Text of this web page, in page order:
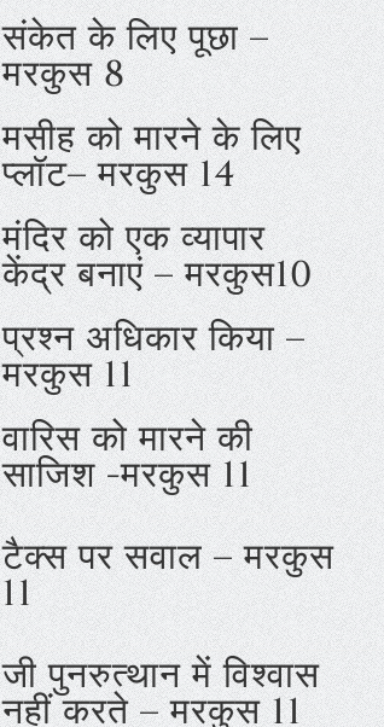
संकेत के लिए पूछा –
मरकुस 8
मसीह को मारने के लिए
प्लॉट– मरकुस 14
मंदिर को एक व्यापार
केंद्र बनाएं – मरकुस10
प्रश्न अधिकार किया –
मरकुस 11
वारिस को मारने की
साजिश -मरकुस 11
टैक्स पर सवाल – मरकुस
11
जी पुनरुत्थान में विश्वास
नहीं करते – मरकुस 11